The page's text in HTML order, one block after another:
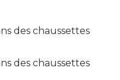
des chaussettes
des chaussettes